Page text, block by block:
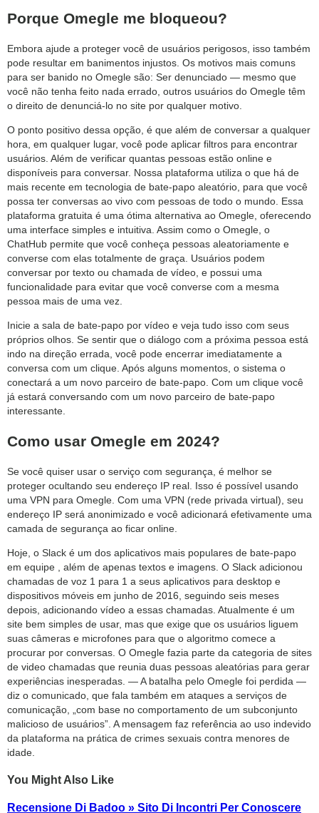
Porque Omegle me bloqueou?
Embora ajude a proteger você de usuários perigosos, isso também
pode resultar em banimentos injustos. Os motivos mais comuns
para ser banido no Omegle são: Ser denunciado — mesmo que
você não tenha feito nada errado, outros usuários do Omegle têm
o direito de denunciá-lo no site por qualquer motivo.
O ponto positivo dessa opção, é que além de conversar a qualquer
hora, em qualquer lugar, você pode aplicar filtros para encontrar
usuários. Além de verificar quantas pessoas estão online e
disponíveis para conversar. Nossa plataforma utiliza o que há de
mais recente em tecnologia de bate-papo aleatório, para que você
possa ter conversas ao vivo com pessoas de todo o mundo. Essa
plataforma gratuita é uma ótima alternativa ao Omegle, oferecendo
uma interface simples e intuitiva. Assim como o Omegle, o
ChatHub permite que você conheça pessoas aleatoriamente e
converse com elas totalmente de graça. Usuários podem
conversar por texto ou chamada de vídeo, e possui uma
funcionalidade para evitar que você converse com a mesma
pessoa mais de uma vez.
Inicie a sala de bate-papo por vídeo e veja tudo isso com seus
próprios olhos. Se sentir que o diálogo com a próxima pessoa está
indo na direção errada, você pode encerrar imediatamente a
conversa com um clique. Após alguns momentos, o sistema o
conectará a um novo parceiro de bate-papo. Com um clique você
já estará conversando com um novo parceiro de bate-papo
interessante.
Como usar Omegle em 2024?
Se você quiser usar o serviço com segurança, é melhor se
proteger ocultando seu endereço IP real. Isso é possível usando
uma VPN para Omegle. Com uma VPN (rede privada virtual), seu
endereço IP será anonimizado e você adicionará efetivamente uma
camada de segurança ao ficar online.
Hoje, o Slack é um dos aplicativos mais populares de bate-papo
em equipe , além de apenas textos e imagens. O Slack adicionou
chamadas de voz 1 para 1 a seus aplicativos para desktop e
dispositivos móveis em junho de 2016, seguindo seis meses
depois, adicionando vídeo a essas chamadas. Atualmente é um
site bem simples de usar, mas que exige que os usuários liguem
suas câmeras e microfones para que o algoritmo comece a
procurar por conversas. O Omegle fazia parte da categoria de sites
de video chamadas que reunia duas pessoas aleatórias para gerar
experiências inesperadas. — A batalha pelo Omegle foi perdida —
diz o comunicado, que fala também em ataques a serviços de
comunicação, „com base no comportamento de um subconjunto
malicioso de usuários”. A mensagem faz referência ao uso indevido
da plataforma na prática de crimes sexuais contra menores de
idade.
You Might Also Like
Recensione Di Badoo » Sito Di Incontri Per Conoscere